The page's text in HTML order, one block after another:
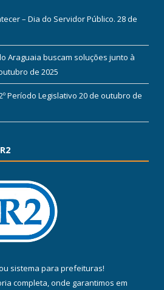
– Dia do Servidor Público. 28 de
Araguaia buscam soluções junto à
de 2025
Período Legislativo 20 de outubro de
sistema para prefeituras!
completa, onde garantimos em